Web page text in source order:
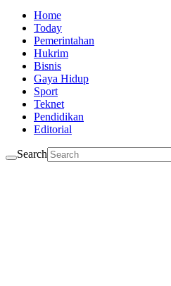
Home
Today
Pemerintahan
Hukrim
Bisnis
Gaya Hidup
Sport
Teknet
Pendidikan
Editorial
Search